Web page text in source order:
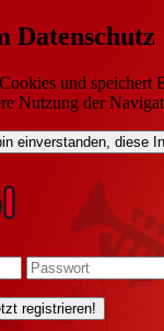
Datenschutz
und
Nutzung der
einverstanden, diese
registrieren!